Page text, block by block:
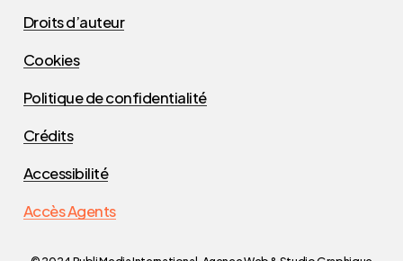
Droits d’auteur
Cookies
Politique de confidentialité
Crédits
Accessibilité
Accès Agents